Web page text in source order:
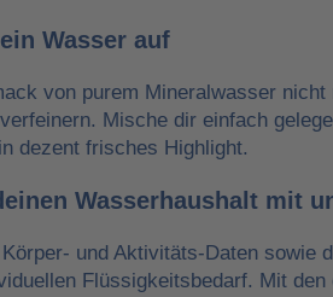
Wasser auf
von purem Mineralwasser
Mische dir einfach
dezent frisches Highlight.
Wasserhaushalt mit
und Aktivitäts-Daten sowie
Flüssigkeitsbedarf. Mit